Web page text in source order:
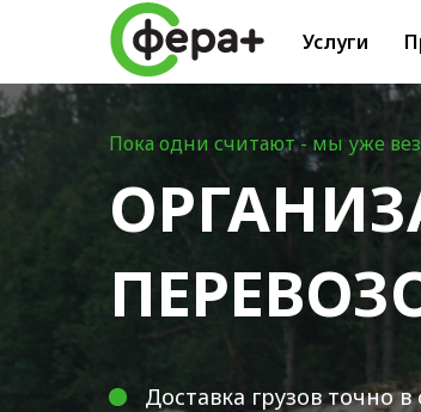
Услуги
Пока одни считают - мы уже
Доставка грузов точно в